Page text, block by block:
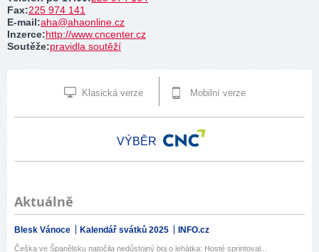
Fax:225 974 141
E-mail:aha@ahaonline.cz
Inzerce:http://www.cncenter.cz
Soutěže:pravidla soutěží
Klasická verze Mobilní verze
VÝBĚR
Aktuálně
Blesk Vánoce Kalendář svátků 2025 INFO.cz
Češka ve Španělsku natočila nedůstojný boj o lehátka: Hosté sprintoval...